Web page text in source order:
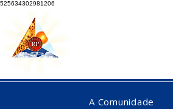
525634302981206
A Comunidade